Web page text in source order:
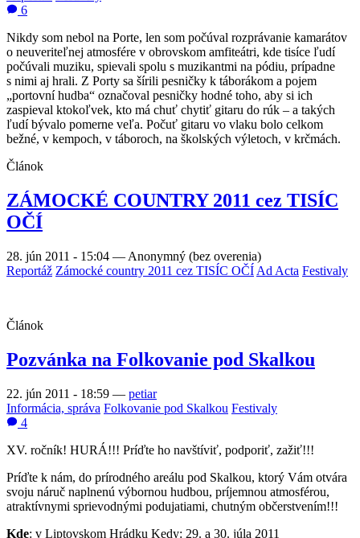
6
Nikdy som nebol na Porte, len som počúval rozprávanie kamarátov
o neuveriteľnej atmosfére v obrovskom amfiteátri, kde tisíce ľudí
počúvali muziku, spievali spolu s muzikantmi na pódiu, prípadne
s nimi aj hrali. Z Porty sa šírili pesničky k táborákom a pojem
„portovní hudba“ označoval pesničky hodné toho, aby si ich
zaspieval ktokoľvek, kto má chuť chytiť gitaru do rúk – a takých
ľudí bývalo pomerne veľa. Počuť gitaru vo vlaku bolo celkom
bežné, v kempoch, v táboroch, na školských výletoch, v krčmách.
Článok
ZÁMOCKÉ COUNTRY 2011 cez TISÍC
OČÍ
28. jún 2011 - 15:04 — Anonymný (bez overenia)
Reportáž Zámocké country 2011 cez TISÍC OČÍ Ad Acta Festivaly
Článok
Pozvánka na Folkovanie pod Skalkou
22. jún 2011 - 18:59 — petiar
Informácia, správa Folkovanie pod Skalkou Festivaly
4
XV. ročník! HURÁ!!! Príďte ho navštíviť, podporiť, zažiť!!!
Príďte k nám, do prírodného areálu pod Skalkou, ktorý Vám otvára
svoju náruč naplnenú výbornou hudbou, príjemnou atmosférou,
atraktívnymi sprievodnými podujatiami, chutným občerstvením!!!
Kde: v Liptovskom Hrádku Kedy: 29. a 30. júla 2011